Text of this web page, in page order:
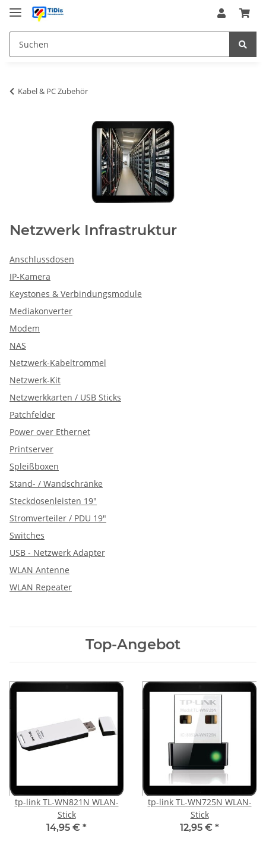
Kabel & PC Zubehör
Netzwerk Infrastruktur
Anschlussdosen
IP-Kamera
Keystones & Verbindungsmodule
Mediakonverter
Modem
NAS
Netzwerk-Kabeltrommel
Netzwerk-Kit
Netzwerkkarten / USB Sticks
Patchfelder
Power over Ethernet
Printserver
Spleißboxen
Stand- / Wandschränke
Steckdosenleisten 19"
Stromverteiler / PDU 19"
Switches
USB - Netzwerk Adapter
WLAN Antenne
WLAN Repeater
Top-Angebot
tp-link TL-WN821N WLAN-
Stick
14,95 € *
tp-link TL-WN725N WLAN-
Stick
12,95 € *